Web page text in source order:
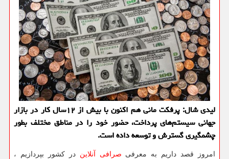
لیدی شال: پرفكت مانی هم اكنون با بیش از ۱۲سال كار در بازار
جهانی سیستم‌های پرداخت، حضور خود را در مناطق مختلف بطور
چشمگیری گسترش و توسعه داده است.
امروز قصد داریم به معرفی صرافی آنلاین در کشور بپردازیم ،